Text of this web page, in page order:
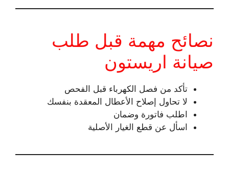
نصائح مهمة قبل طلب
صيانة اريستون
تأكد من فصل الكهرباء قبل الفحص
لا تحاول إصلاح الأعطال المعقدة بنفسك
اطلب فاتورة وضمان
اسأل عن قطع الغيار الأصلية